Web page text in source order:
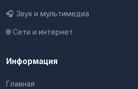
🎧 Звук и мультимедиа
🌐 Сети и интернет
Информация
Главная